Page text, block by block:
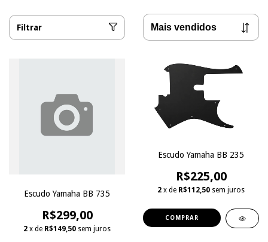
Filtrar
Escudo Yamaha BB 735
R$299,00
2 x de R$149,50 sem juros
Escudo Yamaha BB 235
R$225,00
2 x de R$112,50 sem juros
COMPRAR